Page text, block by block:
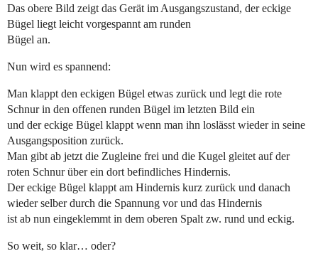
Das obere Bild zeigt das Gerät im Ausgangszustand, der eckige
Bügel liegt leicht vorgespannt am runden
Bügel an.
Nun wird es spannend:
Man klappt den eckigen Bügel etwas zurück und legt die rote
Schnur in den offenen runden Bügel im letzten Bild ein
und der eckige Bügel klappt wenn man ihn loslässt wieder in seine
Ausgangsposition zurück.
Man gibt ab jetzt die Zugleine frei und die Kugel gleitet auf der
roten Schnur über ein dort befindliches Hindernis.
Der eckige Bügel klappt am Hindernis kurz zurück und danach
wieder selber durch die Spannung vor und das Hindernis
ist ab nun eingeklemmt in dem oberen Spalt zw. rund und eckig.
So weit, so klar… oder?